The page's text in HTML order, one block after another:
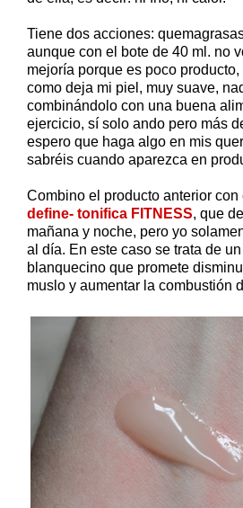
Tiene dos acciones:
aunque con el bote de 40 ml. no
mejoría porque es poco
como deja mi piel, muy suave,
combinándolo con una buena
ejercicio, sí solo ando pero más
espero que haga algo en mis
sabréis cuando aparezca en
Combino el producto anterior con
define- tonifica FITNESS, que
mañana y noche, pero yo
al día. En este caso se trata de
blanquecino que promete
muslo y aumentar la combustión